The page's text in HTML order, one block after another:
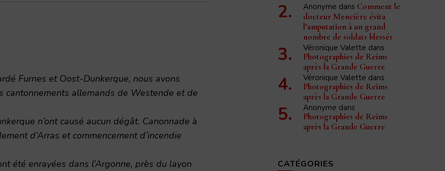
Furnes et Oost-Dunkerque, nous avons
cantonnements allemands de Westende et de
n’ont causé aucun dégât. Canonnade à
d’Arras et commencement d’incendie
été enrayées dans l’Argonne, près du layon
Anonyme dans Comment le
docteur Mencière évita
l’amputation à un grand
nombre de soldats blessés
Véronique Valette dans
Photographies de Reims
après la Grande Guerre
Véronique Valette dans
Photographies de Reims
après la Grande Guerre
Anonyme dans
Photographies de Reims
après la Grande Guerre
CATÉGORIES